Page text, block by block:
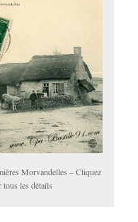
Morvandelles – Cliquez
les détails